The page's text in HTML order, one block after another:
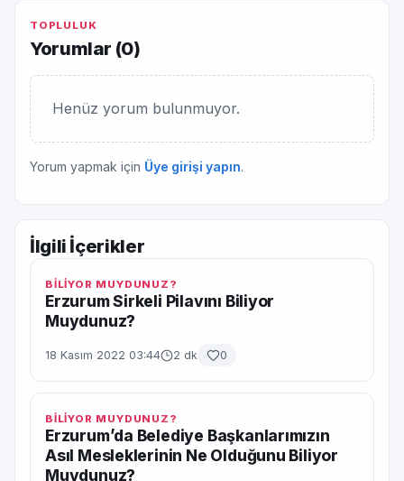
TOPLULUK
Yorumlar (0)
Henüz yorum bulunmuyor.
Yorum yapmak için Üye girişi yapın.
İlgili İçerikler
BİLİYOR MUYDUNUZ?
Erzurum Sirkeli Pilavını Biliyor
Muydunuz?
18 Kasım 2022 03:44 2 dk 0
BİLİYOR MUYDUNUZ?
Erzurum’da Belediye Başkanlarımızın
Asıl Mesleklerinin Ne Olduğunu Biliyor
Muydunuz?